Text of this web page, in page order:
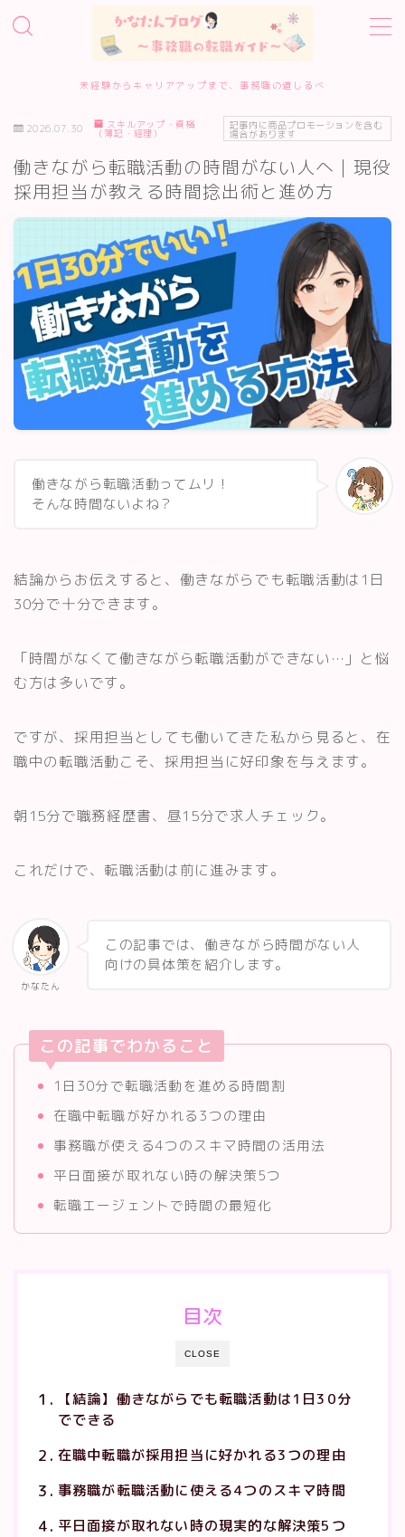
未経験からキャリアアップまで、事務職の道しるべ
ホーム
事務職転職サービス診断
転職エージェント10選
転職準備・進め方
エージェント・サイトの評判
履歴書・面接対策
スキルアップ・資格
記事一覧
2026.07.30 スキルアップ・資格
（簿記・経理）
記事内に商品プロモーションを含む
場合があります
働きながら転職活動の時間がない人へ｜現役
採用担当が教える時間捻出術と進め方
働きながら転職活動ってムリ！
そんな時間ないよね？
結論からお伝えすると、働きながらでも転職活動は1日
30分で十分できます。
「時間がなくて働きながら転職活動ができない…」と悩
む方は多いです。
ですが、採用担当としても働いてきた私から見ると、在
職中の転職活動こそ、採用担当に好印象を与えます。
朝15分で職務経歴書、昼15分で求人チェック。
これだけで、転職活動は前に進みます。
かなたん
この記事では、働きながら時間がない人
向けの具体策を紹介します。
この記事でわかること
1日30分で転職活動を進める時間割
在職中転職が好かれる3つの理由
事務職が使える4つのスキマ時間の活用法
平日面接が取れない時の解決策5つ
転職エージェントで時間の最短化
CLOSE
目次
【結論】働きながらでも転職活動は1日30分
でできる
在職中転職が採用担当に好かれる3つの理由
事務職が転職活動に使える4つのスキマ時間
平日面接が取れない時の現実的な解決策5つ